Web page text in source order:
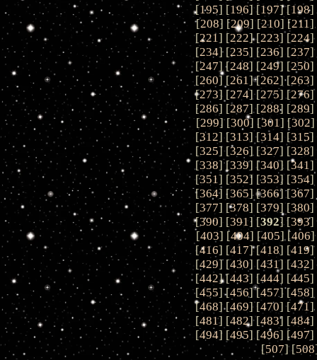
[195] [196] [197] [198]
[208] [209] [210] [211]
[221] [222] [223] [224]
[234] [235] [236] [237]
[247] [248] [249] [250]
[260] [261] [262] [263]
[273] [274] [275] [276]
[286] [287] [288] [289]
[299] [300] [301] [302]
[312] [313] [314] [315]
[325] [326] [327] [328]
[338] [339] [340] [341]
[351] [352] [353] [354]
[364] [365] [366] [367]
[377] [378] [379] [380]
[390] [391] [392] [393]
[403] [404] [405] [406]
[416] [417] [418] [419]
[429] [430] [431] [432]
[442] [443] [444] [445]
[455] [456] [457] [458]
[468] [469] [470] [471]
[481] [482] [483] [484]
[494] [495] [496] [497]
[507] [508